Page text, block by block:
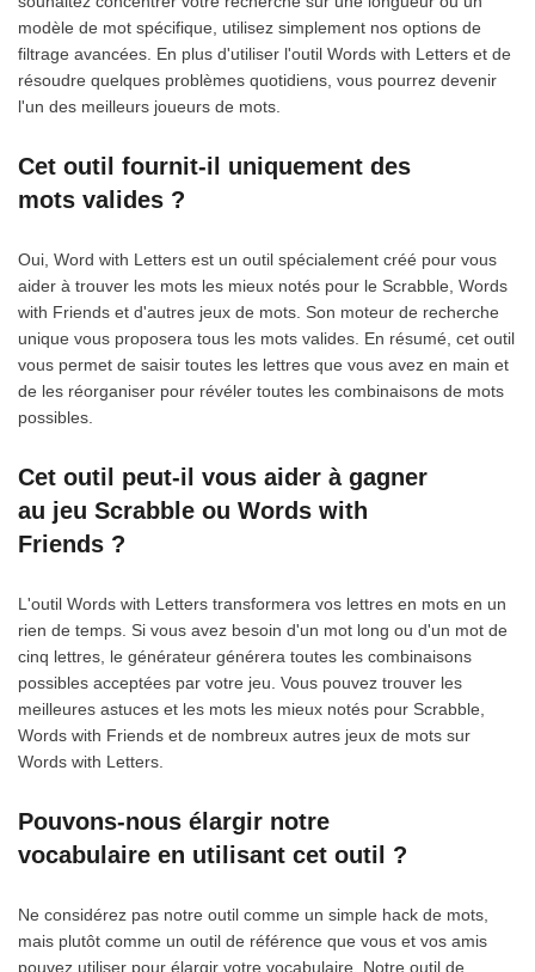
modèle de mot spécifique, utilisez simplement nos options de
filtrage avancées. En plus d'utiliser l'outil Words with Letters et de
résoudre quelques problèmes quotidiens, vous pourrez devenir
l'un des meilleurs joueurs de mots.
Cet outil fournit-il uniquement des
mots valides ?
Oui, Word with Letters est un outil spécialement créé pour vous
aider à trouver les mots les mieux notés pour le Scrabble, Words
with Friends et d'autres jeux de mots. Son moteur de recherche
unique vous proposera tous les mots valides. En résumé, cet outil
vous permet de saisir toutes les lettres que vous avez en main et
de les réorganiser pour révéler toutes les combinaisons de mots
possibles.
Cet outil peut-il vous aider à gagner
au jeu Scrabble ou Words with
Friends ?
L'outil Words with Letters transformera vos lettres en mots en un
rien de temps. Si vous avez besoin d'un mot long ou d'un mot de
cinq lettres, le générateur générera toutes les combinaisons
possibles acceptées par votre jeu. Vous pouvez trouver les
meilleures astuces et les mots les mieux notés pour Scrabble,
Words with Friends et de nombreux autres jeux de mots sur
Words with Letters.
Pouvons-nous élargir notre
vocabulaire en utilisant cet outil ?
Ne considérez pas notre outil comme un simple hack de mots,
mais plutôt comme un outil de référence que vous et vos amis
pouvez utiliser pour élargir votre vocabulaire. Notre outil de